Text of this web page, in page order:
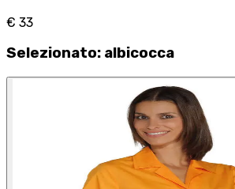
€ 33
Selezionato: albicocca